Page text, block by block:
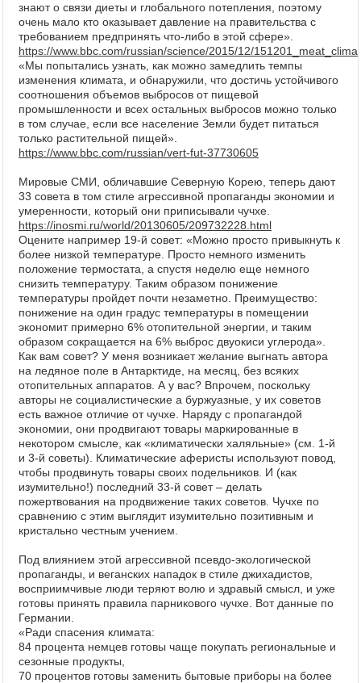
знают о связи диеты и глобального потепления, поэтому
очень мало кто оказывает давление на правительства с
требованием предпринять что-либо в этой сфере».
https://www.bbc.com/russian/science/2015/12/
«Мы попытались узнать, как можно замедлить темпы
изменения климата, и обнаружили, что достичь устойчивого
соотношения объемов выбросов от пищевой
промышленности и всех остальных выбросов можно только
в том случае, если все население Земли будет питаться
только растительной пищей».
https://www.bbc.com/russian/vert-fut-37730605
Мировые СМИ, обличавшие Северную Корею, теперь дают
33 совета в том стиле агрессивной пропаганды экономии и
умеренности, который они приписывали чучхе.
https://inosmi.ru/world/20130605/209732228.html
Оцените например 19-й совет: «Можно просто привыкнуть к
более низкой температуре. Просто немного изменить
положение термостата, а спустя неделю еще немного
снизить температуру. Таким образом понижение
температуры пройдет почти незаметно. Преимущество:
понижение на один градус температуры в помещении
экономит примерно 6% отопительной энергии, и таким
образом сокращается на 6% выброс двуокиси углерода».
Как вам совет? У меня возникает желание выгнать автора
на ледяное поле в Антарктиде, на месяц, без всяких
отопительных аппаратов. А у вас? Впрочем, поскольку
авторы не социалистические а буржуазные, у их советов
есть важное отличие от чучхе. Наряду с пропагандой
экономии, они продвигают товары маркированные в
некотором смысле, как «климатически халяльные» (см. 1-й
и 3-й советы). Климатические аферисты используют повод,
чтобы продвинуть товары своих подельников. И (как
изумительно!) последний 33-й совет – делать
пожертвования на продвижение таких советов. Чучхе по
сравнению с этим выглядит изумительно позитивным и
кристально честным учением.
Под влиянием этой агрессивной псевдо-экологической
пропаганды, и веганских нападок в стиле джихадистов,
восприимчивые люди теряют волю и здравый смысл, и уже
готовы принять правила парникового чучхе. Вот данные по
Германии.
«Ради спасения климата:
84 процента немцев готовы чаще покупать региональные и
сезонные продукты,
70 процентов готовы заменить бытовые приборы на более